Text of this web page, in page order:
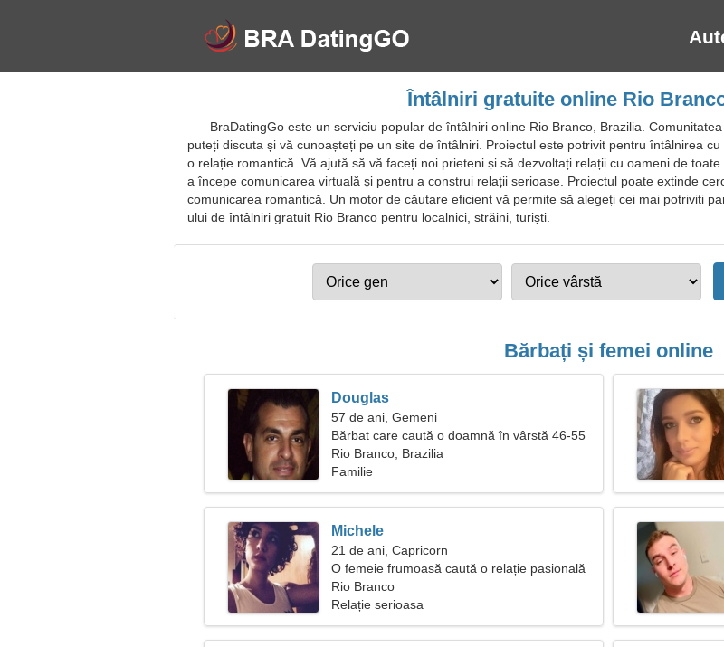
Întâlniri gratuite online Rio
BraDatingGo este un serviciu popular de întâlniri online Rio Branco, Brazilia.
puteți discuta și vă cunoașteți pe un site de întâlniri. Proiectul este potrivit pentru întâlnirea
o relație romantică. Vă ajută să vă faceți noi prieteni și să dezvoltați relații cu oameni de
a începe comunicarea virtuală și pentru a construi relații serioase. Proiectul poate extinde
comunicarea romantică. Un motor de căutare eficient vă permite să alegeți cei mai potriviți
ului de întâlniri gratuit Rio Branco pentru localnici, străini, turiști.
Bărbați și femei online
Douglas
57 de ani, Gemeni
Bărbat care caută o doamnă în vârstă 46-55
Rio Branco, Brazilia
Familie
Michele
21 de ani, Capricorn
O femeie frumoasă caută o relație pasională
Rio Branco
Relație serioasa